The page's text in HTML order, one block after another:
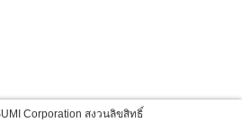
Corporation สงวนลิขสิทธิ์